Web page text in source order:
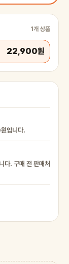
1개 상품
22,900원
입니다.
. 구매 전 판매처